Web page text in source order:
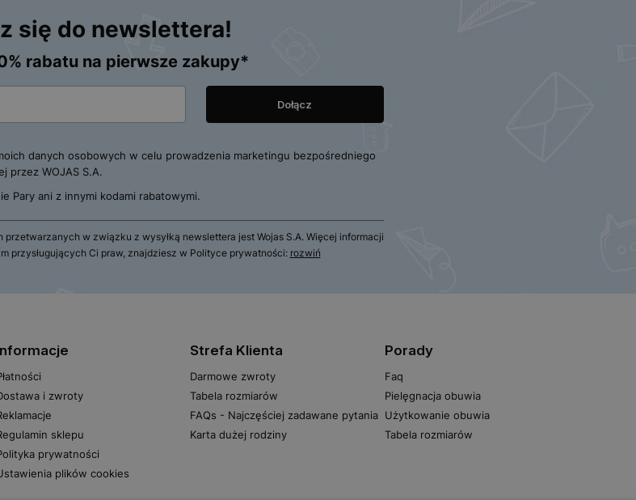
się do newslettera!
rabatu na pierwsze zakupy*
danych osobowych w celu prowadzenia marketingu bezpośredniego
przez WOJAS S.A.
Pary ani z innymi kodami rabatowymi.
w związku z wysyłką newslettera jest Wojas S.A. Więcej informacji
przysługujących Ci praw, znajdziesz w Polityce prywatności: rozwiń
i zwroty
sklepu
prywatności
plików cookies
Strefa Klienta
Darmowe zwroty
Tabela rozmiarów
FAQs - Najczęściej zadawane pytania
Karta dużej rodziny
Porady
Faq
Pielęgnacja obuwia
Użytkowanie obuwia
Tabela rozmiarów